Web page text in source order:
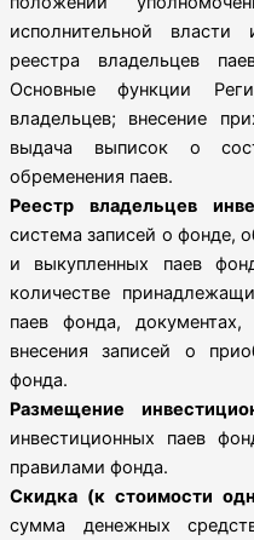
исполнительной
реестра владельцев
Основные функции
владельцев; внесение
выдача выписок о
обременения паев.
Реестр владельцев
система записей о фонде,
и выкупленных паев
количестве
паев фонда,
внесения записей о
фонда.
Размещение
инвестиционных паев
правилами фонда.
Скидка (к стоимости
сумма денежных